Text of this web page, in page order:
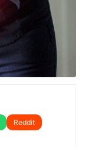
Reddit